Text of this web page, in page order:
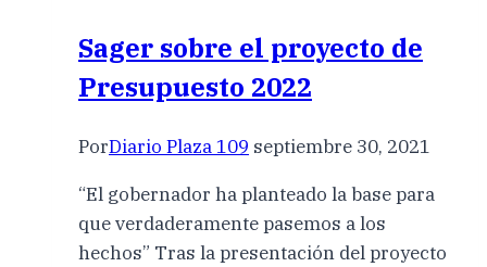
Sager sobre el proyecto de
Presupuesto 2022
PorDiario Plaza 109 septiembre 30, 2021
“El gobernador ha planteado la base para
que verdaderamente pasemos a los
hechos” Tras la presentación del proyecto